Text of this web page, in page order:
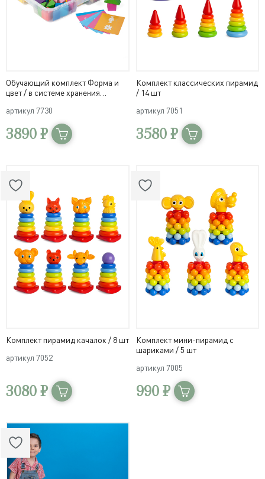
Обучающий комплект Форма и
цвет / в системе хранения
артикул 7730
3890 ₽
Комплект классических пирамид
/ 14 шт
артикул 7051
3580 ₽
Комплект пирамид качалок / 8 шт
артикул 7052
3080 ₽
Комплект мини-пирамид с
шариками / 5 шт
артикул 7005
990 ₽